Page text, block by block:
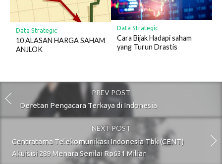
Data Strategic
10 ALASAN HARGA SAHAM
ANJLOK
Data Strategic
Cara Bijak Hadapi saham
yang Turun Drastis
PREV POST
Deretan Pengacara Terkaya di Indonesia
NEXT POST
Centratama Telekomunikasi Indonesia Tbk (CENT)
Akuisisi 289 Menara Senilai Rp631 Miliar